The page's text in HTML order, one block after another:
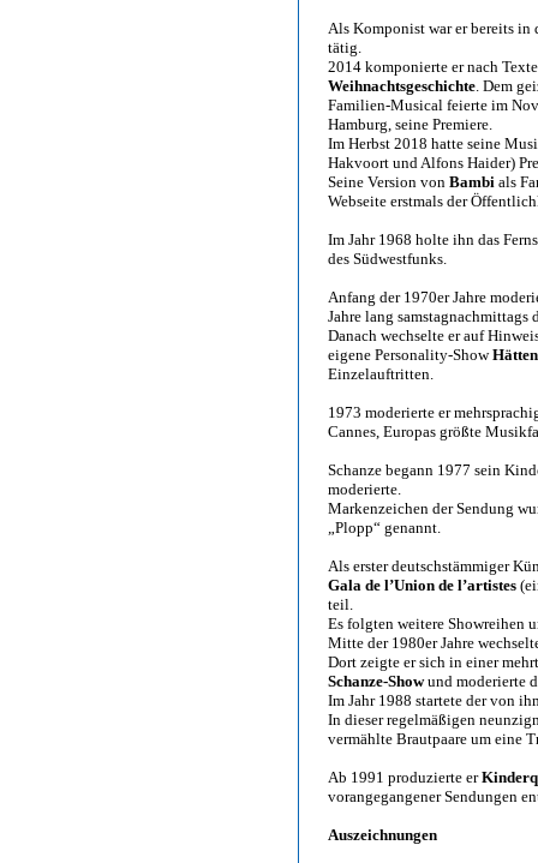
Als Komponist war er bereits in
tätig.
2014 komponierte er nach
Weihnachtsgeschichte. Dem
Familien-Musical feierte im
Hamburg, seine Premiere.
Im Herbst 2018 hatte seine
Hakvoort und Alfons Haider)
Seine Version von Bambi als
Webseite erstmals der
Im Jahr 1968 holte ihn das
des Südwestfunks.
Anfang der 1970er Jahre
Jahre lang samstagnachmittags
Danach wechselte er auf
eigene Personality-Show
Einzelauftritten.
1973 moderierte er
Cannes, Europas größte
Schanze begann 1977 sein
moderierte.
Markenzeichen der Sendung
„Plopp“ genannt.
Als erster deutschstämmiger
Gala de l’Union de l’artistes
teil.
Es folgten weitere Showreihen
Mitte der 1980er Jahre
Dort zeigte er sich in einer
Schanze-Showund moderierte
Im Jahr 1988 startete der von
In dieser regelmäßigen
vermählte Brautpaare um eine
Ab 1991 produzierte er
vorangegangener Sendungen
Auszeichnungen